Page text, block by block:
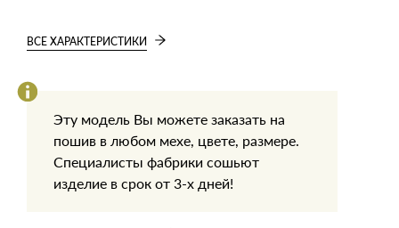
ВСЕ ХАРАКТЕРИСТИКИ
Эту модель Вы можете заказать на
пошив в любом мехе, цвете, размере.
Специалисты фабрики сошьют
изделие в срок от 3-х дней!